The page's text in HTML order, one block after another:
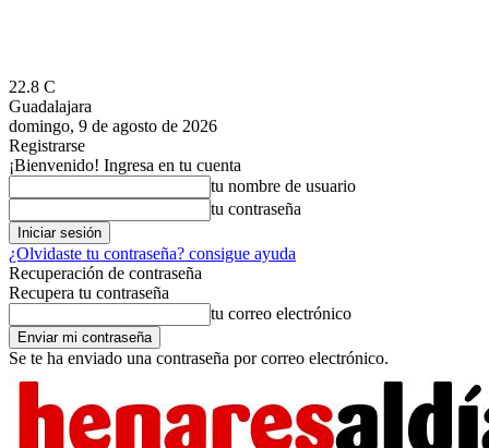
22.8 C
Guadalajara
domingo, 9 de agosto de 2026
Registrarse
¡Bienvenido! Ingresa en tu cuenta
tu nombre de usuario
tu contraseña
¿Olvidaste tu contraseña? consigue ayuda
Recuperación de contraseña
Recupera tu contraseña
tu correo electrónico
Se te ha enviado una contraseña por correo electrónico.